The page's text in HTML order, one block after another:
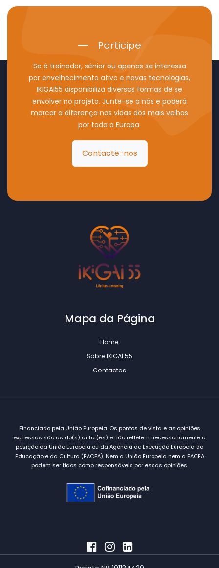
Participe
Se é treinador, sénior ou apenas se interessa
por envelhecimento ativo e novas tecnologias,
IKIGAI55 disponibiliza diversas formas de se
envolver no projeto. Junte-se a nós e poderá
marcar a diferença nas vidas dos mais velhos
por toda a Europa.
Contacte-nos
Mapa da Página
Home
Sobre IKIGAI 55
Contactos
Financiado pela União Europeia. Os pontos de vista e as opiniões
expressas são as do(s) autor(es) e não refletem necessariamente a
posição da União Europeia ou da Agência de Execução Europeia da
Educação e da Cultura (EACEA). Nem a União Europeia nem a EACEA
podem ser tidos como responsáveis por essas opiniões.